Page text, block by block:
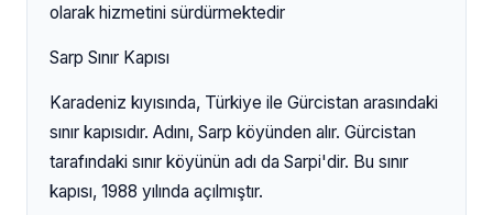
olarak hizmetini sürdürmektedir
Sarp Sınır Kapısı
Karadeniz kıyısında, Türkiye ile Gürcistan arasındaki
sınır kapısıdır. Adını, Sarp köyünden alır. Gürcistan
tarafındaki sınır köyünün adı da Sarpi'dir. Bu sınır
kapısı, 1988 yılında açılmıştır.